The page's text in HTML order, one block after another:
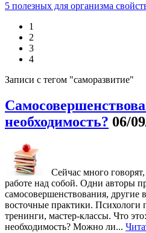
5 полезных для организма
1
2
3
4
Записи с тегом "саморазвитие"
необходимость? 06/
Сейчас много
работе над собой. Одни авторы
самосовершенствования, другие
восточные практики. Психологи
тренинги, мастер-классы. Что
необходимость? Можно ли...